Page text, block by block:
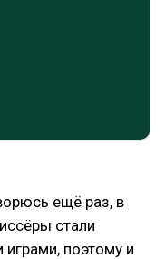
ещё раз, в
стали
поэтому и